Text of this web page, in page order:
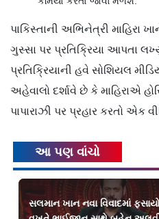
પાકિસ્તાની અભિનેત્રી માહિરા
ગુસ્સા પર પ્રતિક્રિયા આપતા
પ્રતિક્રિયાની હવે સોશિયલ
અહેવાલો દર્શાવે છે કે માહિરાએ
પાપારાઝી પર પ્રહાર કરતો એક
આ પણ વાંચો
સલમાન ખાન નવા વિવાદમાં